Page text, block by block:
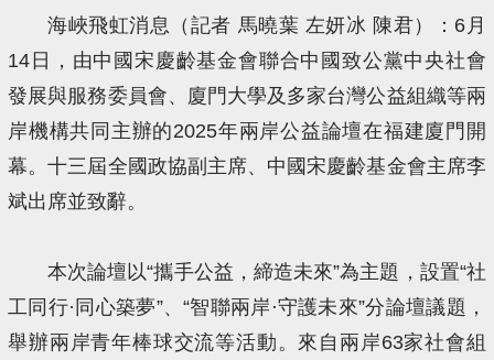
海峽飛虹消息（記者 馬曉葉 左妍冰 陳君）：6月
14日，由中國宋慶齡基金會聯合中國致公黨中央社會
發展與服務委員會、廈門大學及多家台灣公益組織等兩
岸機構共同主辦的2025年兩岸公益論壇在福建廈門開
幕。十三屆全國政協副主席、中國宋慶齡基金會主席李
斌出席並致辭。
本次論壇以“攜手公益，締造未來”為主題，設置“社
工同行·同心築夢”、“智聯兩岸·守護未來”分論壇議題，
舉辦兩岸青年棒球交流等活動。來自兩岸63家社會組